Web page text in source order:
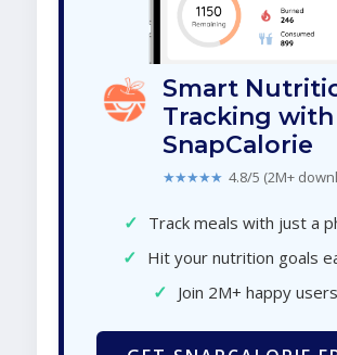
Smart
Tracking with
SnapCalorie
★★★★★ 4.8/5 (2M+
✓ Track meals with just a
✓ Hit your nutrition goals
✓ Join 2M+ happy users